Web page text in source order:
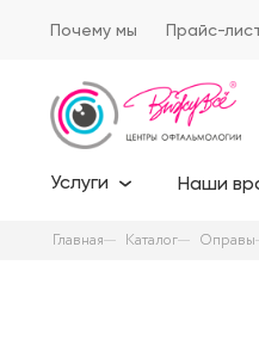
Почему мы Прайс-
Услуги Наши
Главная Каталог Оправы